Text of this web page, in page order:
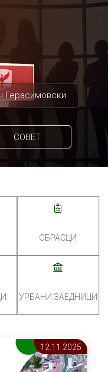
Герасимовски
СОВЕТ
ОБРАСЦИ
УРБАНИ ЗАЕДНИЦИ
12.11 2025